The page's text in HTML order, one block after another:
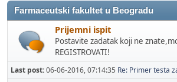
Farmaceutski fakultet u Beogradu
Prijemni ispit
Postavite zadatak koji ne
REGISTROVATI!
Last post:06-06-2016, 07:14:35 Re: Primer testa